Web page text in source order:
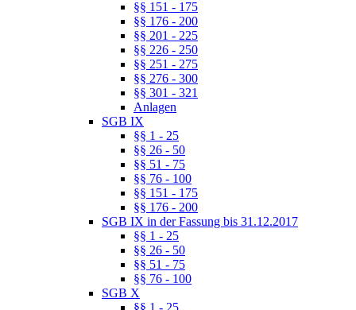
§§ 151 - 175
§§ 176 - 200
§§ 201 - 225
§§ 226 - 250
§§ 251 - 275
§§ 276 - 300
§§ 301 - 321
Anlagen
SGB IX
§§ 1 - 25
§§ 26 - 50
§§ 51 - 75
§§ 76 - 100
§§ 151 - 175
§§ 176 - 200
SGB IX in der Fassung bis 31.12.2017
§§ 1 - 25
§§ 26 - 50
§§ 51 - 75
§§ 76 - 100
SGB X
§§ 1 - 25